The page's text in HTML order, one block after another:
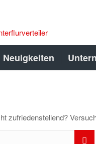
Neuigkeiten
zufriedenstellend?